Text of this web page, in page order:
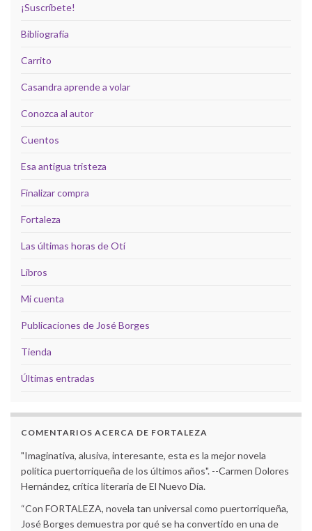
¡Suscríbete!
Bibliografía
Carrito
Casandra aprende a volar
Conozca al autor
Cuentos
Esa antigua tristeza
Finalizar compra
Fortaleza
Las últimas horas de Otí
Libros
Mi cuenta
Publicaciones de José Borges
Tienda
Últimas entradas
COMENTARIOS ACERCA DE FORTALEZA
"Imaginativa, alusiva, interesante, esta es la mejor novela
política puertorriqueña de los últimos años". --Carmen Dolores
Hernández, crítica literaria de El Nuevo Día.
“Con FORTALEZA, novela tan universal como puertorriqueña,
José Borges demuestra por qué se ha convertido en una de